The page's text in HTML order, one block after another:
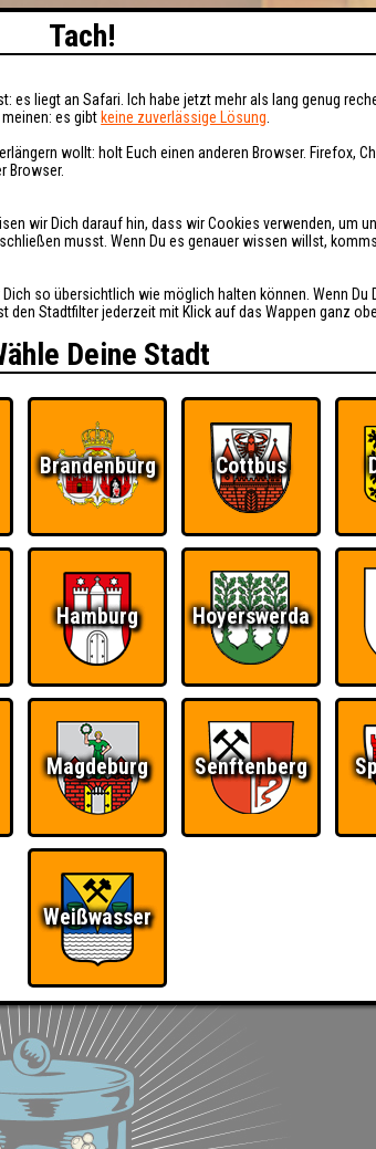
RESERVIERUNG BUCHEN FAQ
Le Locale Fatale
Tach!
es liegt an Safari. Ich habe jetzt mehr als lang genug
es gibt keine zuverlässige Lösung
wollt: holt Euch einen anderen Browser. Firefox,
Browser.
wir Dich darauf hin, dass wir Cookies verwenden, um
musst. Wenn Du es genauer wissen willst,
so übersichtlich wie möglich halten können. Wenn
Stadtfilter jederzeit mit Klick auf das Wappen ganz
Deine Stadt
Brandenburg Cottbus
Hamburg Hoyerswerda
Magdeburg Senftenberg
Weißwasser